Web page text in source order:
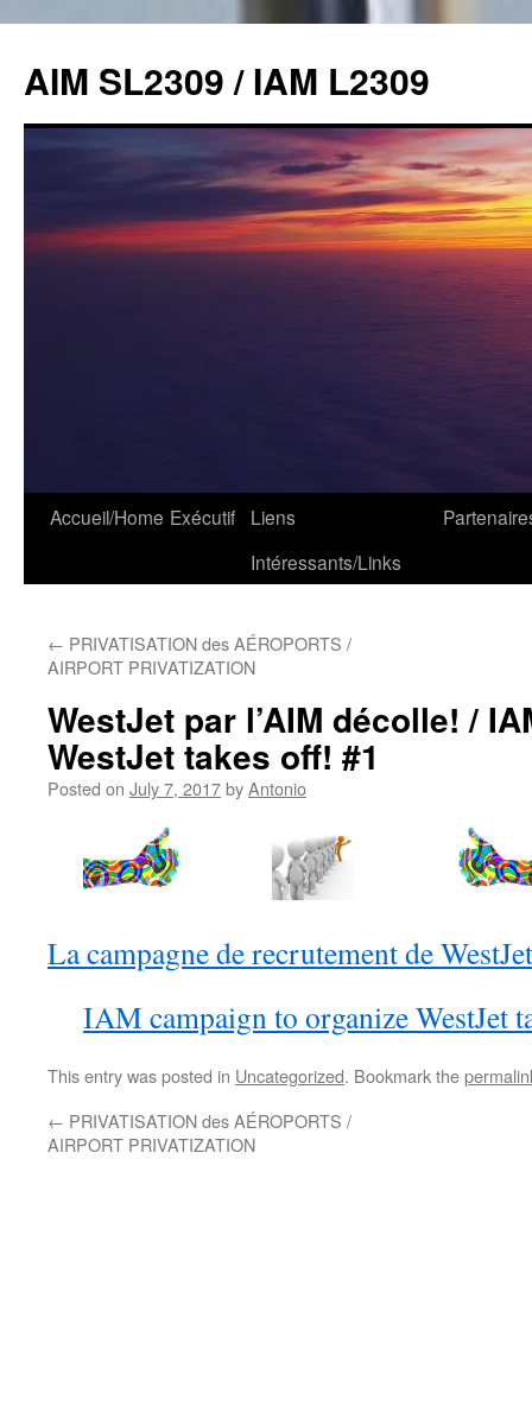
content
AIM SL2309 / IAM L2309
Accueil/Home Exécutif
Liens
Intéressants/Links
← PRIVATISATION des AÉROPORTS /
AIRPORT PRIVATIZATION
WestJet par l’AIM décolle! /
WestJet takes off! #1
Posted on July 7, 2017byAntonio
La campagne de recrutement de
IAM campaign to organize WestJet
This entry was posted in Uncategorized. Bookmark the
← PRIVATISATION des AÉROPORTS /
AIRPORT PRIVATIZATION